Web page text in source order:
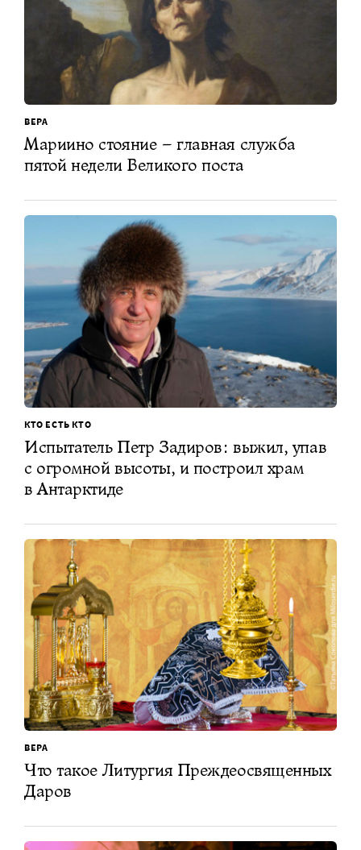
ВЕРА
Мариино стояние – главная служба
пятой недели Великого поста
КТО ЕСТЬ КТО
Испытатель Петр Задиров: выжил, упав
с огромной высоты, и построил храм
в Антарктиде
ВЕРА
Что такое Литургия Преждеосвященных
Даров